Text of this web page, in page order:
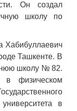
Он создал
школу по
Ташкенте. В
школу № 82.
физическом
в